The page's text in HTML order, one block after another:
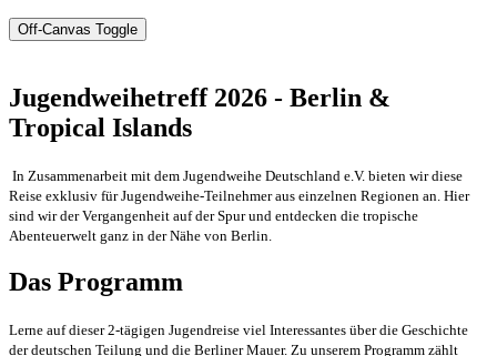
Off-Canvas Toggle
Jugendweihetreff 2026 - Berlin &
Tropical Islands
In Zusammenarbeit mit dem Jugendweihe Deutschland e.V. bieten wir diese
Reise exklusiv für Jugendweihe-Teilnehmer aus einzelnen Regionen an. Hier
sind wir der Vergangenheit auf der Spur und entdecken die tropische
Abenteuerwelt ganz in der Nähe von Berlin.
Das Programm
Lerne auf dieser 2-tägigen Jugendreise viel Interessantes über die Geschichte
der deutschen Teilung und die Berliner Mauer. Zu unserem Programm zählt